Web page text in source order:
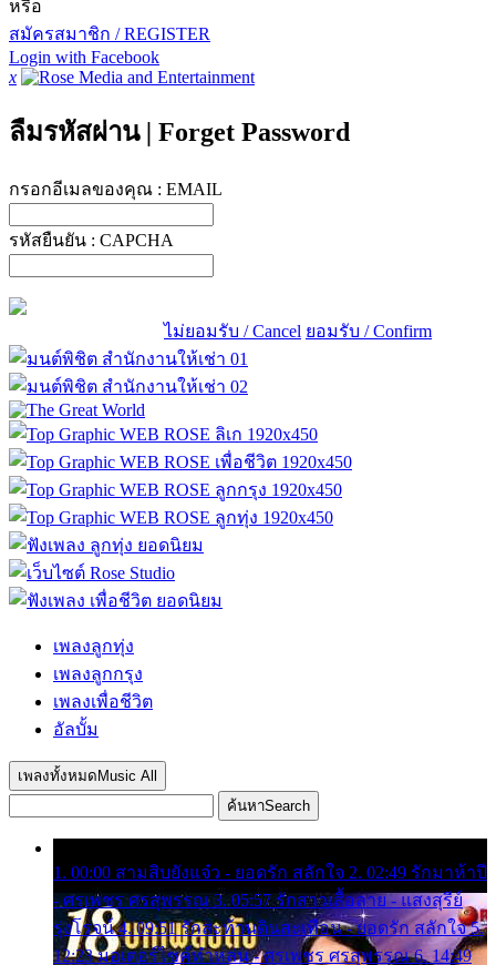
หรือ
สมัครสมาชิก / REGISTER
Login with Facebook
x
ลืมรหัสผ่าน | Forget Password
กรอกอีเมลของคุณ : EMAIL
รหัสยืนยัน : CAPCHA
ไม่ยอมรับ / Cancel ยอมรับ / Confirm
เพลงลูกทุ่ง
เพลงลูกกรุง
เพลงเพื่อชีวิต
อัลบั้ม
เพลงทั้งหมด Music All
ค้นหาSearch
1. 00:00 สามสิบยังแจ๋ว - ยอดรัก สลักใจ 2. 02:49 รักมาห้าปี
- ศรเพชร ศรสุพรรณ 3. 05:57 รักสาวเสื้อลาย - แสงสุรีย์
รุ่งโรจน์ 4. 09:51 รักสะท้านดินสะเทือน - ยอดรัก สลักใจ 5.
12:23 มอเตอร์ไซค์ทำหล่น - ศรเพชร ศรสุพรรณ 6. 14:49